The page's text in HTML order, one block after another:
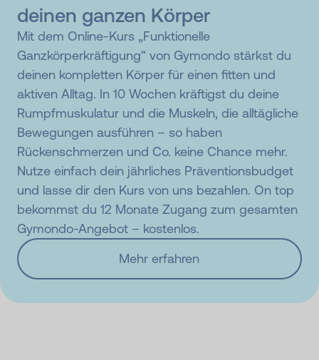
deinen ganzen Körper
Mit dem Online-Kurs „Funktionelle
Ganzkörperkräftigung“ von Gymondo stärkst du
deinen kompletten Körper für einen fitten und
aktiven Alltag. In 10 Wochen kräftigst du deine
Rumpfmuskulatur und die Muskeln, die alltägliche
Bewegungen ausführen – so haben
Rückenschmerzen und Co. keine Chance mehr.
Nutze einfach dein jährliches Präventionsbudget
und lasse dir den Kurs von uns bezahlen. On top
bekommst du 12 Monate Zugang zum gesamten
Gymondo-Angebot – kostenlos.
Mehr erfahren